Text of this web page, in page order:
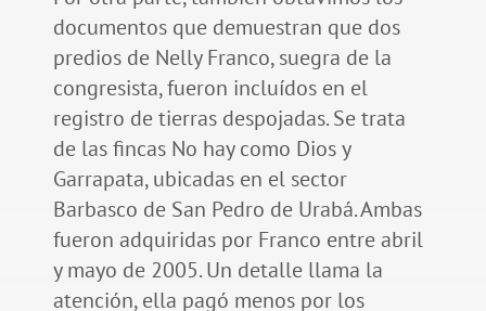
documentos que demuestran que dos
predios de Nelly Franco, suegra de la
congresista, fueron incluídos en el
registro de tierras despojadas. Se trata
de las fincas No hay como Dios y
Garrapata, ubicadas en el sector
Barbasco de San Pedro de Urabá. Ambas
fueron adquiridas por Franco entre abril
y mayo de 2005. Un detalle llama la
atención, ella pagó menos por los